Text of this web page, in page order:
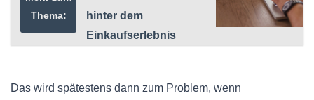
Thema:
hinter dem
Einkaufserlebnis
Das wird spätestens dann zum Problem, wenn